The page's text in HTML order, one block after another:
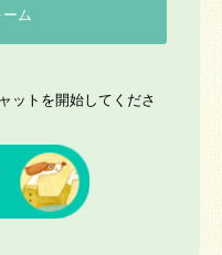
ム
ットを開始してくださ